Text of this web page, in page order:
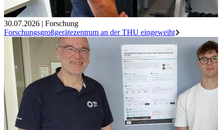
30.07.2026 | Forschung
Forschungsgroßgerätezentrum an der THU eingeweiht